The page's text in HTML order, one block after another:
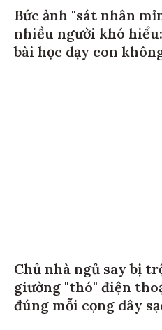
Bức ảnh "sát nhân
nhiều người khó
bài học dạy con
Chủ nhà ngủ say bị
giường "thó" điện
đúng mỗi cọng dây